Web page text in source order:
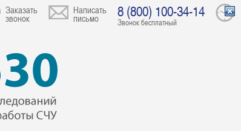
Заказать
звонок
Написать
письмо 8 (800) 100-34-14
Звонок бесплатный